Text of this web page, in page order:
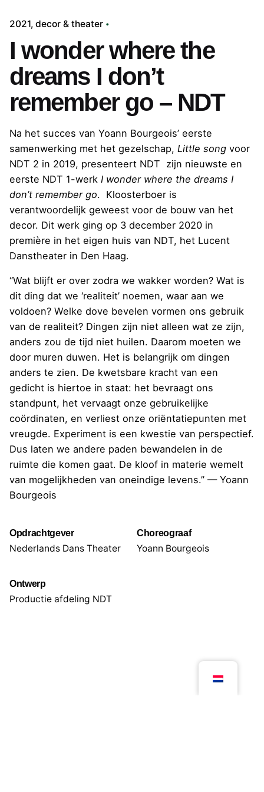
2021 decor & theater
I wonder where the
dreams I don’t
remember go – NDT
Na het succes van Yoann Bourgeois’ eerste
samenwerking met het gezelschap, Little song voor
NDT 2 in 2019, presenteert NDT zijn nieuwste en
eerste NDT 1-werk I wonder where the dreams I
don’t remember go. Kloosterboer is
verantwoordelijk geweest voor de bouw van het
decor. Dit werk ging op 3 december 2020 in
première in het eigen huis van NDT, het Lucent
Danstheater in Den Haag.
“Wat blijft er over zodra we wakker worden? Wat is
dit ding dat we ‘realiteit’ noemen, waar aan we
voldoen? Welke dove bevelen vormen ons gebruik
van de realiteit? Dingen zijn niet alleen wat ze zijn,
anders zou de tijd niet huilen. Daarom moeten we
door muren duwen. Het is belangrijk om dingen
anders te zien. De kwetsbare kracht van een
gedicht is hiertoe in staat: het bevraagt ons
standpunt, het vervaagt onze gebruikelijke
coördinaten, en verliest onze oriëntatiepunten met
vreugde. Experiment is een kwestie van perspectief.
Dus laten we andere paden bewandelen in de
ruimte die komen gaat. De kloof in materie wemelt
van mogelijkheden van oneindige levens.” — Yoann
Bourgeois
Opdrachtgever
Nederlands Dans Theater
Choreograaf
Yoann Bourgeois
Ontwerp
Productie afdeling NDT